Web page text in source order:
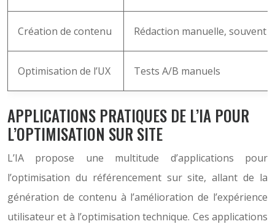
Création de contenu Rédaction manuelle, souvent
Optimisation de l’UX Tests A/B manuels
APPLICATIONS PRATIQUES DE L’IA POUR
L’OPTIMISATION SUR SITE
L’IA propose une multitude d’applications pour
l’optimisation du référencement sur site, allant de la
génération de contenu à l’amélioration de l’expérience
utilisateur et à l’optimisation technique. Ces applications